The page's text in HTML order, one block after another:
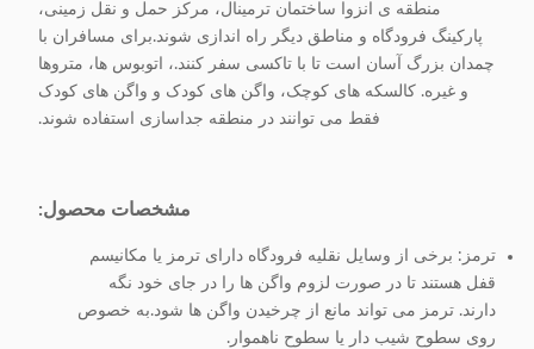
منطقه ی انزوا ساختمان ترمینال، مرکز حمل و نقل زمینی،
پارکینگ فرودگاه و مناطق دیگر راه اندازی شوند.برای مسافران با
چمدان بزرگ آسان است تا با تاکسی سفر کنند.، اتوبوس ها، متروها
و غیره. کالسکه های کوچک، واگن های کودک و واگن های کودک
فقط می توانند در منطقه جداسازی استفاده شوند.
مشخصات محصول:
ترمز: برخی از وسایل نقلیه فرودگاه دارای ترمز یا مکانیسم
قفل هستند تا در صورت لزوم واگن ها را در جای خود نگه
دارند. ترمز می تواند مانع از چرخیدن واگن ها شود.به خصوص
روی سطوح شیب دار یا سطوح ناهموار.